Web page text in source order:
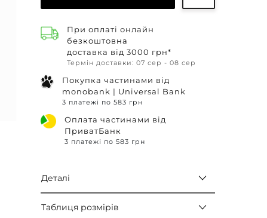
При оплаті онлайн
безкоштовна
доставка від 3000 грн*
Термін доставки: 07 сер - 08 сер
Покупка частинами від
monobank | Universal Bank
3 платежі по 583 грн
Оплата частинами від
ПриватБанк
3 платежі по 583 грн
Деталі
Таблиця розмірів